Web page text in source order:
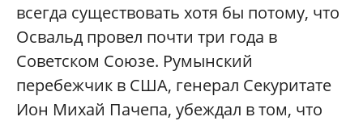
всегда существовать хотя бы потому, что
Освальд провел почти три года в
Советском Союзе. Румынский
перебежчик в США, генерал Секуритате
Ион Михай Пачепа, убеждал в том, что